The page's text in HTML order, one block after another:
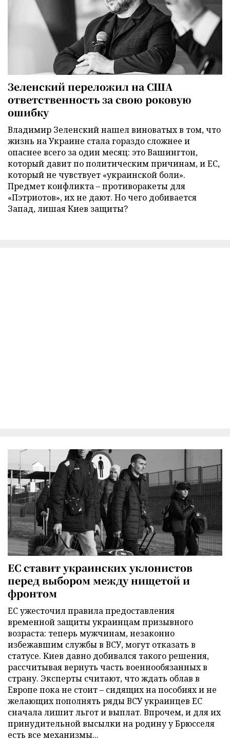
Зеленский переложил на США
ответственность за свою роковую
ошибку
Владимир Зеленский нашел виноватых в том, что
жизнь на Украине стала гораздо сложнее и
опаснее всего за один месяц: это Вашингтон,
который давит по политическим причинам, и ЕС,
который не чувствует «украинской боли».
Предмет конфликта – противоракеты для
«Пэтриотов», их не дают. Но чего добивается
Запад, лишая Киев защиты?
ЕС ставит украинских уклонистов
перед выбором между нищетой и
фронтом
ЕС ужесточил правила предоставления
временной защиты украинцам призывного
возраста: теперь мужчинам, незаконно
избежавшим службы в ВСУ, могут отказать в
статусе. Киев давно добивался такого решения,
рассчитывая вернуть часть военнообязанных в
страну. Эксперты считают, что ждать облав в
Европе пока не стоит – сидящих на пособиях и не
желающих пополнять ряды ВСУ украинцев ЕС
сначала лишит льгот и выплат. Впрочем, и для их
принудительной высылки на родину у Брюсселя
есть все механизмы...